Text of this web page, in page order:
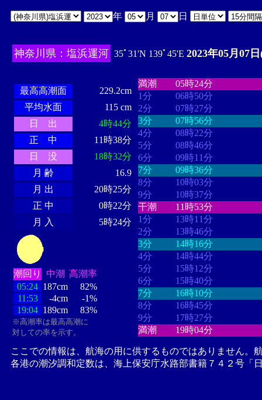
年 月 日
神奈川県：塩浜運河 35ﾟ31'N 139ﾟ45'E 2023年05月07
最高高潮面
229.2cm
平均水面
115 cm
日 出
4時44分
正 中
11時38分
日 没
18時32分
月 齢
16.9
月 出
20時25分
正 中
0時22分
月 入
5時24分
潮回り 中潮 高潮率
05:24 187cm
82%
11:53
-4cm
-1%
19:04 189cm 83%
※高潮率は最高高潮に
対しての率を示す。
満潮
05時24分
1分
06時50分
2分
07時27分
3分
07時56分
4分
08時22分
5分
08時46分
6分
09時11分
7分
09時36分
8分
10時03分
9分
10時37分
干潮
11時53分
1分
13時11分
2分
13時46分
3分
14時16分
4分
14時44分
5分
15時12分
6分
15時40分
7分
16時10分
8分
16時45分
9分
17時27分
満潮
19時04分
ここでの情報は、航海の用に供するものではありません。
各港の潮汐調和定数は、海上保安庁水路部書籍７４２号「